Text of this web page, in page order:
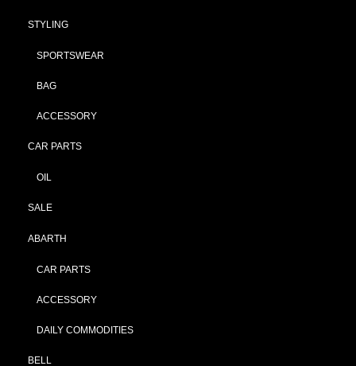
STYLING
SPORTSWEAR
BAG
ACCESSORY
CAR PARTS
OIL
SALE
ABARTH
CAR PARTS
ACCESSORY
DAILY COMMODITIES
BELL